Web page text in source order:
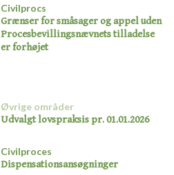
Civilprocs
Grænser for småsager og appel uden
Procesbevillingsnævnets tilladelse
er forhøjet​
Øvrige områder
Udvalgt lovspraksis pr. 01.01.2026
Civilproces
Dispensationsansøgninger​